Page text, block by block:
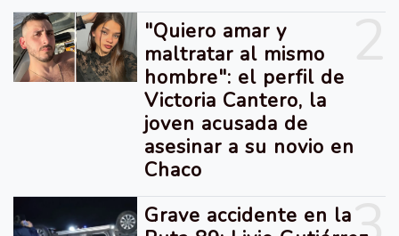
"Quiero amar y
maltratar al mismo
hombre": el perfil de
Victoria Cantero, la
joven acusada de
asesinar a su novio en
Chaco
Grave accidente en la